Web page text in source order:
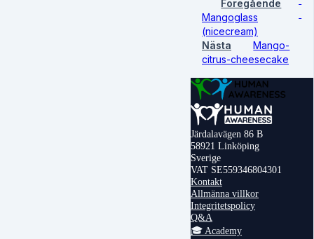
Föregående
Mangoglass
(nicecream)
Nästa
Mango-
citrus-cheesecake
Järdalavägen 86 B
58921 Linköping
Sverige
VAT SE559346804301
Kontakt
Allmänna villkor
Integritetspolicy
Q&A
🎓 Academy